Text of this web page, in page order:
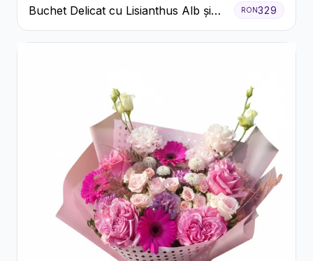
Buchet Delicat cu Lisianthus Alb și
Roz
RON329